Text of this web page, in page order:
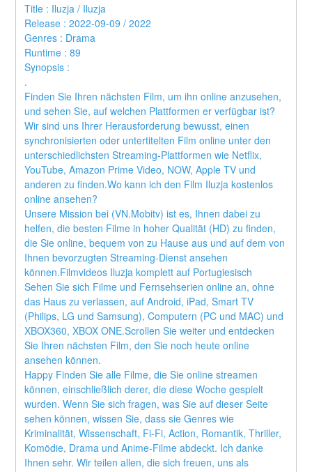
Title : Iluzja / Iluzja
Release : 2022-09-09 / 2022
Genres : Drama
Runtime : 89
Synopsis :
.
Finden Sie Ihren nächsten Film, um ihn online anzusehen,
und sehen Sie, auf welchen Plattformen er verfügbar ist?
Wir sind uns Ihrer Herausforderung bewusst, einen
synchronisierten oder untertitelten Film online unter den
unterschiedlichsten Streaming-Plattformen wie Netflix,
YouTube, Amazon Prime Video, NOW, Apple TV und
anderen zu finden.Wo kann ich den Film Iluzja kostenlos
online ansehen?
Unsere Mission bei (VN.Mobitv) ist es, Ihnen dabei zu
helfen, die besten Filme in hoher Qualität (HD) zu finden,
die Sie online, bequem von zu Hause aus und auf dem von
Ihnen bevorzugten Streaming-Dienst ansehen
können.Filmvideos Iluzja komplett auf Portugiesisch
Sehen Sie sich Filme und Fernsehserien online an, ohne
das Haus zu verlassen, auf Android, iPad, Smart TV
(Philips, LG und Samsung), Computern (PC und MAC) und
XBOX360, XBOX ONE.Scrollen Sie weiter und entdecken
Sie Ihren nächsten Film, den Sie noch heute online
ansehen können.
Happy Finden Sie alle Filme, die Sie online streamen
können, einschließlich derer, die diese Woche gespielt
wurden. Wenn Sie sich fragen, was Sie auf dieser Seite
sehen können, wissen Sie, dass sie Genres wie
Kriminalität, Wissenschaft, Fi-Fi, Action, Romantik, Thriller,
Komödie, Drama und Anime-Filme abdeckt. Ich danke
Ihnen sehr. Wir teilen allen, die sich freuen, uns als